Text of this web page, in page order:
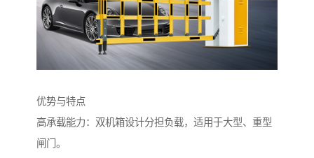
优势与特点
高承载能力：双机箱设计分担负载，适用于大型、重型
闸门。